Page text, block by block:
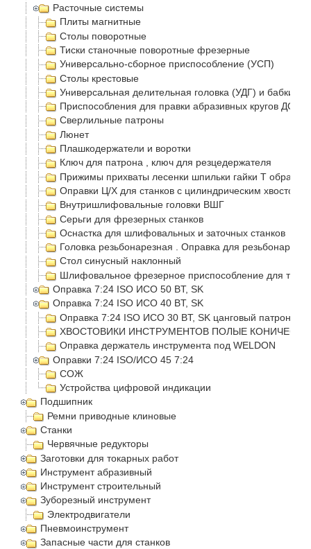
Расточные системы
Плиты магнитные
Столы поворотные
Тиски станочные поворотные фрезерные
Универсально-сборное приспособление (УСП)
Столы крестовые
Универсальная делительная головка (УДГ) и бабки
Приспособления для правки абразивных кругов ДО-
Сверлильные патроны
Люнет
Плашкодержатели и воротки
Ключ для патрона , ключ для резцедержателя
Прижимы прихваты лесенки шпильки гайки Т
Оправки Ц/Х для станков с цилиндрическим
Внутришлифовальные головки ВШГ
Серьги для фрезерных станков
Оснастка для шлифовальных и заточных станков
Головка резьбонарезная . Оправка для
Стол синусный наклонный
Шлифовальное фрезерное приспособление для
Оправка 7:24 ISO ИСО 50 BT, SK
Оправка 7:24 ISO ИСО 40 BT, SK
Оправка 7:24 ISO ИСО 30 BT, SK цанговый патрон
ХВОСТОВИКИ ИНСТРУМЕНТОВ ПОЛЫЕ
Оправка держатель инструмента под WELDON
Оправки 7:24 ISO/ИСО 45 7:24
СОЖ
Устройства цифровой индикации
Подшипник
Ремни приводные клиновые
Станки
Червячные редукторы
Заготовки для токарных работ
Инструмент абразивный
Инструмент строительный
Зуборезный инструмент
Электродвигатели
Пневмоинструмент
Запасные части для станков